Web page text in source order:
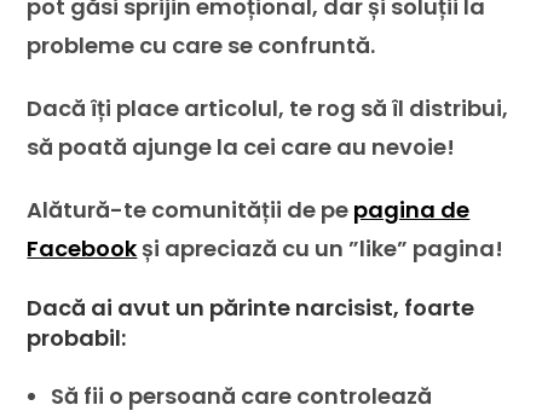
pot găsi sprijin emoțional, dar și soluții la
probleme cu care se confruntă.
Dacă îți place articolul, te rog să îl distribui,
să poată ajunge la cei care au nevoie!
Alătură-te comunității de pe pagina de
Facebookși apreciază cu un ”like” pagina!
Dacă ai avut un părinte narcisist, foarte
probabil:
Să fii o persoană care controlează